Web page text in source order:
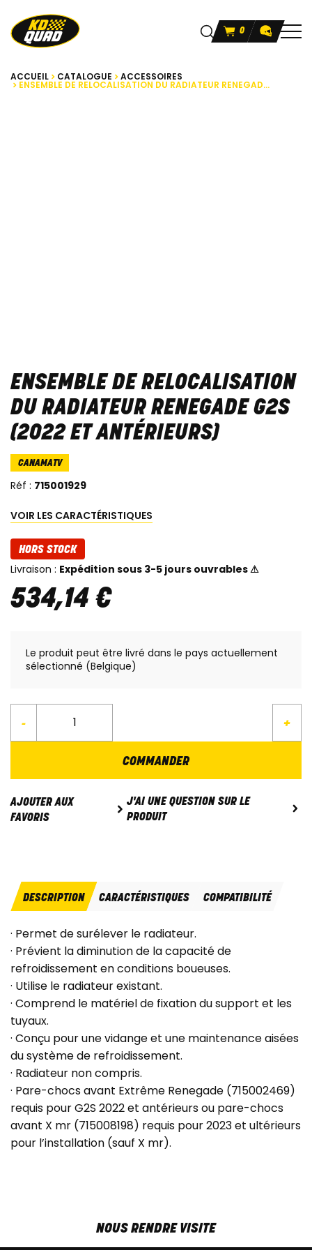
0
ACCUEIL CATALOGUE ACCESSOIRES
ENSEMBLE DE RELOCALISATION DU RADIATEUR RENEGAD...
ENSEMBLE DE RELOCALISATION
DU RADIATEUR RENEGADE G2S
(2022 ET ANTÉRIEURS)
CANAMATV
Réf : 715001929
VOIR LES CARACTÉRISTIQUES
HORS STOCK
Livraison : Expédition sous 3-5 jours ouvrables ⚠
534,14 €
Le produit peut être livré dans le pays actuellement
sélectionné (Belgique)
- +
COMMANDER
AJOUTER AUX
FAVORIS
J'AI UNE QUESTION SUR LE
PRODUIT
DESCRIPTION CARACTÉRISTIQUES COMPATIBILITÉ
· Permet de surélever le radiateur.
· Prévient la diminution de la capacité de
refroidissement en conditions boueuses.
· Utilise le radiateur existant.
· Comprend le matériel de fixation du support et les
tuyaux.
· Conçu pour une vidange et une maintenance aisées
du système de refroidissement.
· Radiateur non compris.
· Pare-chocs avant Extrême Renegade (715002469)
requis pour G2S 2022 et antérieurs ou pare-chocs
avant X mr (715008198) requis pour 2023 et ultérieurs
pour l’installation (sauf X mr).
NOUS RENDRE VISITE